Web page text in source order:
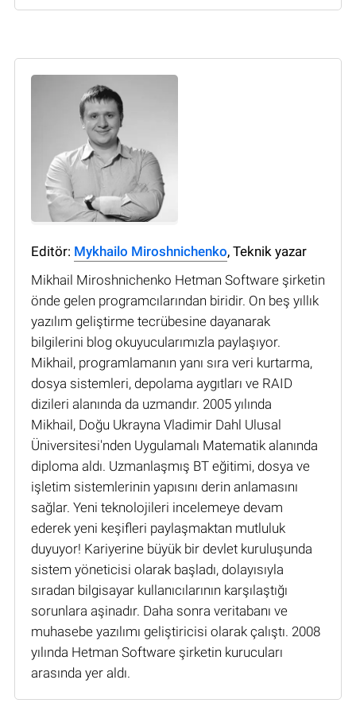
Editör: Mykhailo Miroshnichenko, Teknik yazar
Mikhail Miroshnichenko Hetman Software şirketin
önde gelen programcılarından biridir. On beş yıllık
yazılım geliştirme tecrübesine dayanarak
bilgilerini blog okuyucularımızla paylaşıyor.
Mikhail, programlamanın yanı sıra veri kurtarma,
dosya sistemleri, depolama aygıtları ve RAID
dizileri alanında da uzmandır. 2005 yılında
Mikhail, Doğu Ukrayna Vladimir Dahl Ulusal
Üniversitesi'nden Uygulamalı Matematik alanında
diploma aldı. Uzmanlaşmış BT eğitimi, dosya ve
işletim sistemlerinin yapısını derin anlamasını
sağlar. Yeni teknolojileri incelemeye devam
ederek yeni keşifleri paylaşmaktan mutluluk
duyuyor! Kariyerine büyük bir devlet kuruluşunda
sistem yöneticisi olarak başladı, dolayısıyla
sıradan bilgisayar kullanıcılarının karşılaştığı
sorunlara aşinadır. Daha sonra veritabanı ve
muhasebe yazılımı geliştiricisi olarak çalıştı. 2008
yılında Hetman Software şirketin kurucuları
arasında yer aldı.